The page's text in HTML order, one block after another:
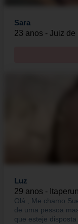
Sara
23 anos - Juiz de
Luz
29 anos -
Olá , Me chamo
de uma pessoa
que esteje